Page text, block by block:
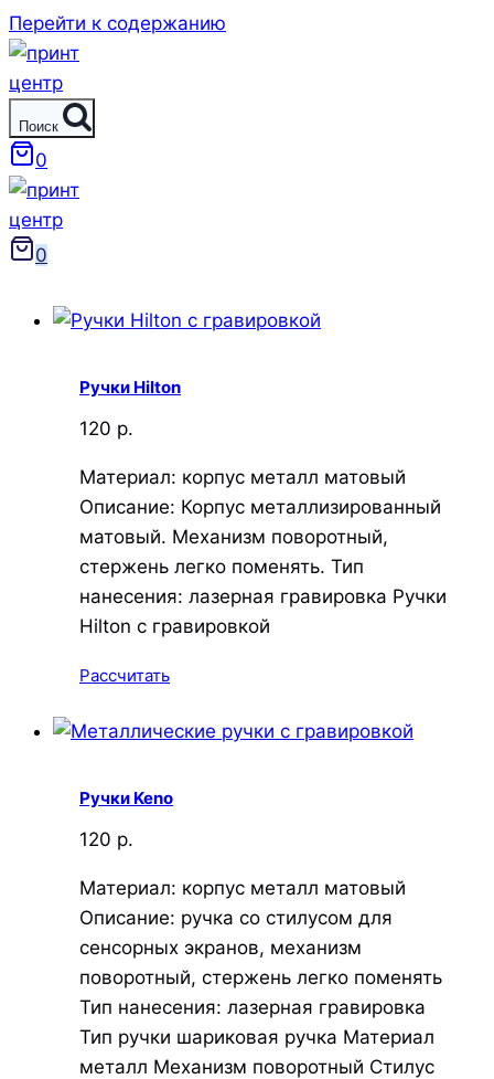
Перейти к содержанию
Поиск
0
0
Ручки Hilton
120 р.
Материал: корпус металл матовый
Описание: Корпус металлизированный
матовый. Механизм поворотный,
стержень легко поменять. Тип
нанесения: лазерная гравировка Ручки
Hilton с гравировкой
Рассчитать
Ручки Keno
120 р.
Материал: корпус металл матовый
Описание: ручка со стилусом для
сенсорных экранов, механизм
поворотный, стержень легко поменять
Тип нанесения: лазерная гравировка
Тип ручки шариковая ручка Материал
металл Механизм поворотный Стилус